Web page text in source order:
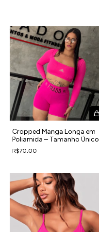
Cropped Manga Longa em
Poliamida – Tamanho Único
R$70,00